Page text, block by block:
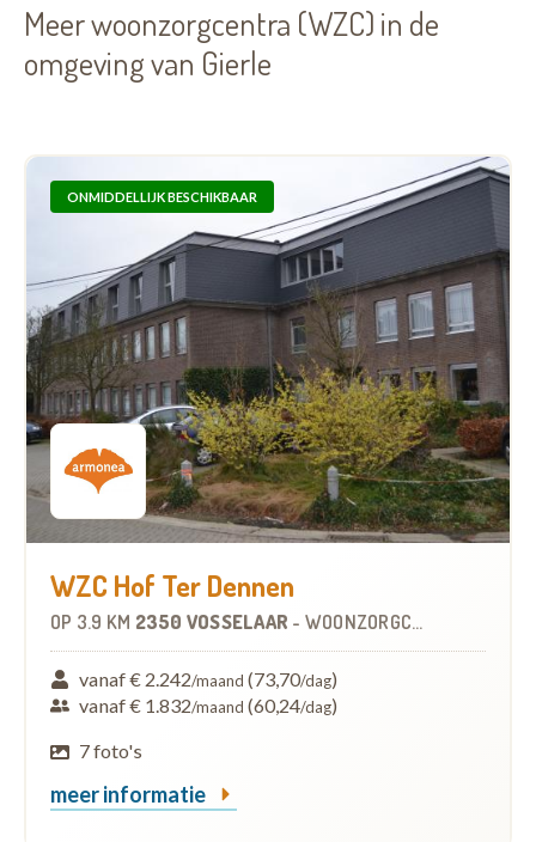
Meer woonzorgcentra (WZC) in de
omgeving van Gierle
ONMIDDELLIJK BESCHIKBAAR
WZC Hof Ter Dennen
OP 3.9 KM 2350 VOSSELAAR - WOONZORGCENTRUM (WZC)
vanaf € 2.242/maand (73,70/dag)
vanaf € 1.832/maand (60,24/dag)
7 foto's
meer informatie